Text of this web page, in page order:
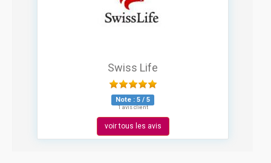
Swiss Life
Note : 5 / 5
1 avis client
voir tous les avis